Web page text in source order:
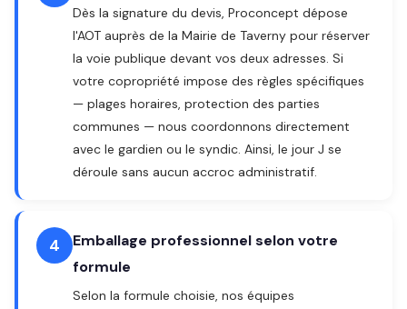
Dès la signature du devis, Proconcept dépose
l'AOT auprès de la Mairie de Taverny pour réserver
la voie publique devant vos deux adresses. Si
votre copropriété impose des règles spécifiques
— plages horaires, protection des parties
communes — nous coordonnons directement
avec le gardien ou le syndic. Ainsi, le jour J se
déroule sans aucun accroc administratif.
4
Emballage professionnel selon votre
formule
Selon la formule choisie, nos équipes